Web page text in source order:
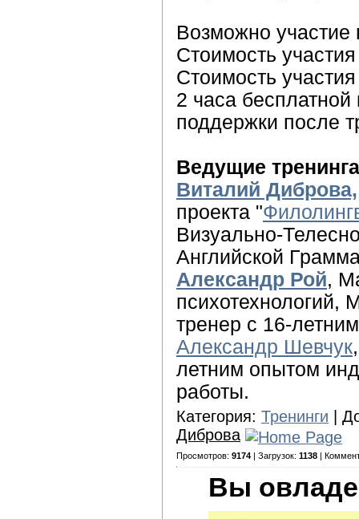
Возможно
Стоимость
Стоимость
2 часа бесплатной
поддержки после
Ведущие тренинга
Виталий Диброва,
проекта "
Визуально-
Английской
Александр Рой,
психотехнологий,
тренер с 16-
Александр Шевчук
летним опытом
работы.
Категория: Тренинги |
Диброва
Просмотров: 9174 | Загрузок: 1138 |
Вы